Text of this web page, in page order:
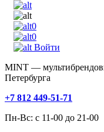
0
0
Войти
MINT —
Петербурга
+7 812 449-51-71
Пн-Вс: с 11-00 до 21-00